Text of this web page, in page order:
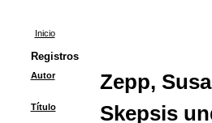
Inicio
Registros
Autor Zepp,
Título Skepsis